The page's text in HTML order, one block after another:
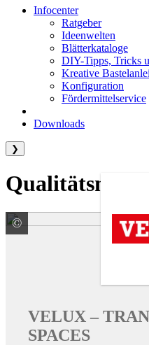
Infocenter
Ratgeber
Ideenwelten
Blätterkataloge
DIY-Tipps, Tricks
Kreative
Konfiguration
Fördermittelservice
Downloads
❯
© VELUX Deutschland
VELUX –
SPACES